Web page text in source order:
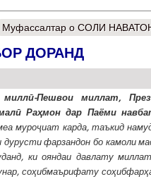
Муфассалтар о СОЛИ
ДОРАНД
миллӣ-Пешвои миллат,
Раҳмон дар Паёми
муроҷиат карда, таъкид
дурусти фарзандон бо камоли
ки ояндаи давлату
соҳибмаърифату